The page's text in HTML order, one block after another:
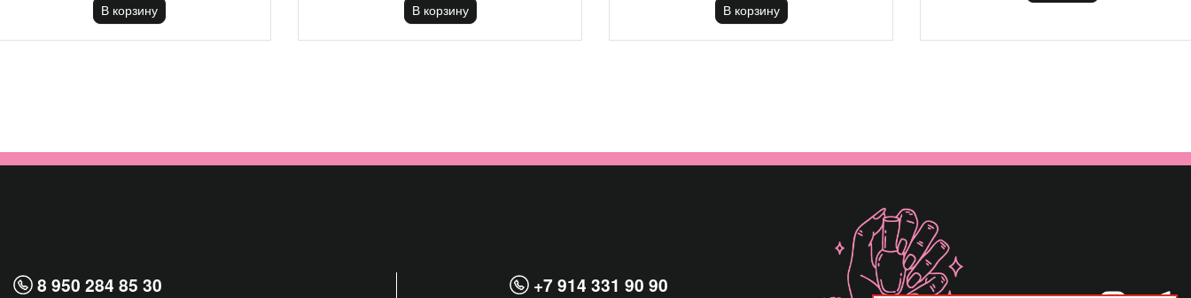
В корзину В корзину В корзину
8 950 284 85 30 +7 914 331 90 90